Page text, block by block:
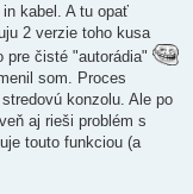
kabel. A tu opať
2 verzie toho kusa
pre čisté "autorádia"
som. Proces
konzolu. Ale po
aj rieši problém s
touto funkciou (a